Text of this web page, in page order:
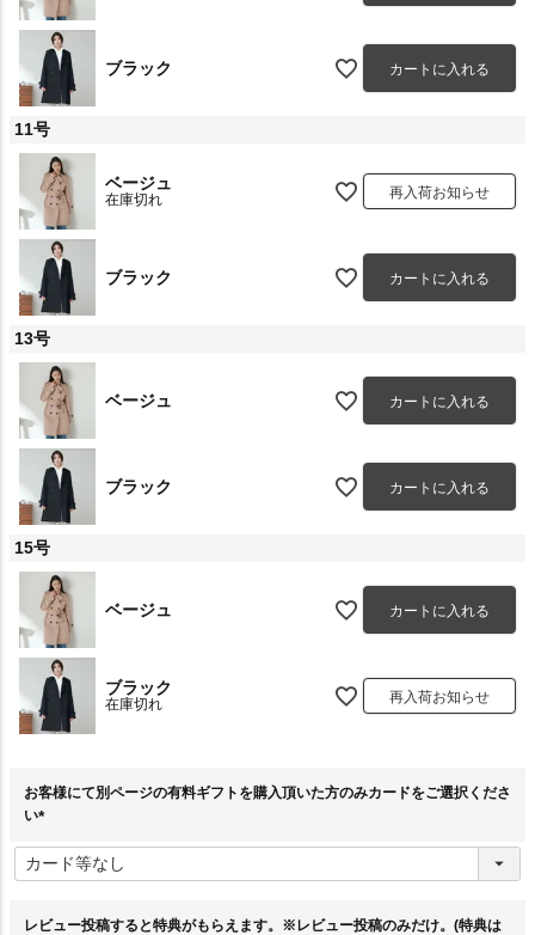
ブラック カートに入れる
11号
ベージュ
在庫切れ 再入荷お知らせ
ブラック カートに入れる
13号
ベージュ カートに入れる
ブラック カートに入れる
15号
ベージュ カートに入れる
ブラック
在庫切れ 再入荷お知らせ
お客様にて別ページの有料ギフトを購入頂いた方のみカードをご選択くださ
い
必
須
レビュー投稿すると特典がもらえます。※レビュー投稿のみだけ。(特典は